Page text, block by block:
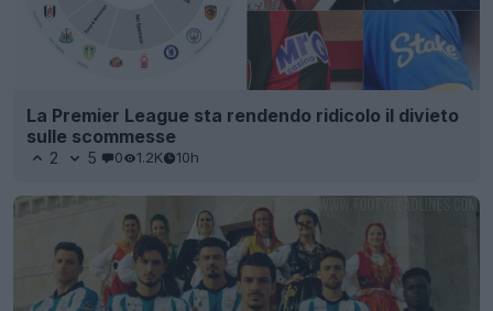
La Premier League sta rendendo ridicolo il divieto
sulle scommesse
2 5 0 1.2K 10h